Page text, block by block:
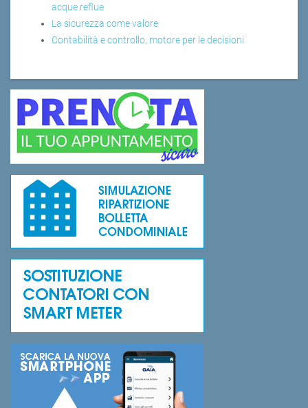
acque reflue
La sicurezza come valore
Contabilità e controllo, motore per le decisioni